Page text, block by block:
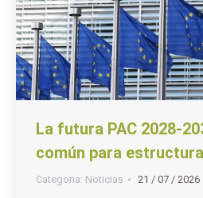
La futura PAC 2028-
común para
Categoria: Noticias 21 / 07 / 2026